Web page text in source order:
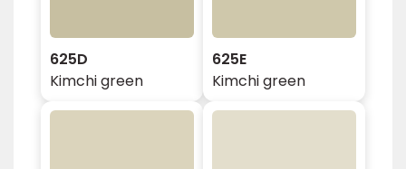
625D
Kimchi green
625E
Kimchi green